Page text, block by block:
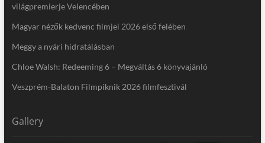
világpremierje Velencében
Magyar nézők kedvenc filmjei 2026 első felében
Meggy a nyári hidratálásban
Chloe Walsh: Redeeming 6 – Megváltás 6 könyvajánló
Veszprém-Balaton Filmpiknik 2026 filmfesztivál
Gallery